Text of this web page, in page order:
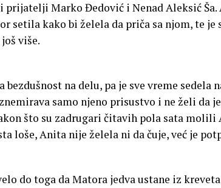
Marko Đedović i Nenad Aleksić Ša.
setila kako bi želela da priča sa njom, te
više.
bezdušnost na delu, pa je sve vreme
samo njeno prisustvo i ne želi da
što su zadrugari čitavih pola sata
loše, Anita nije želela ni da čuje, već je
do toga da Matora jedva ustane iz